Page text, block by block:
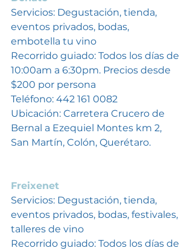
Servicios: Degustación, tienda,
eventos privados, bodas,
embotella tu vino
Recorrido guiado: Todos los días de
10:00am a 6:30pm. Precios desde
$200 por persona
Teléfono: 442 161 0082
Ubicación: Carretera Crucero de
Bernal a Ezequiel Montes km 2,
San Martín, Colón, Querétaro.
Freixenet
Servicios: Degustación, tienda,
eventos privados, bodas, festivales,
talleres de vino
Recorrido guiado: Todos los días de